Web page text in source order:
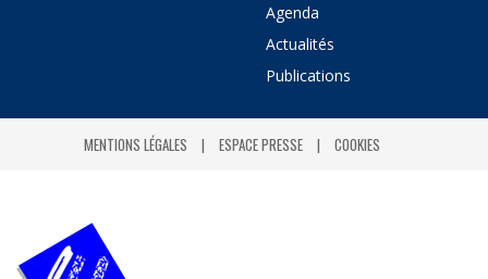
Agenda
Actualités
Publications
MENTIONS LÉGALES ESPACE PRESSE COOKIES